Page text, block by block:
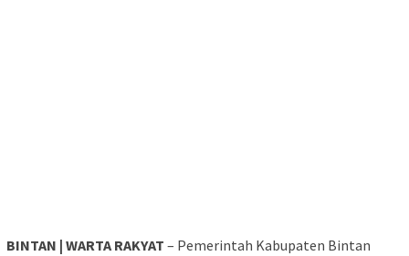
BINTAN | WARTA RAKYAT – Pemerintah Kabupaten Bintan